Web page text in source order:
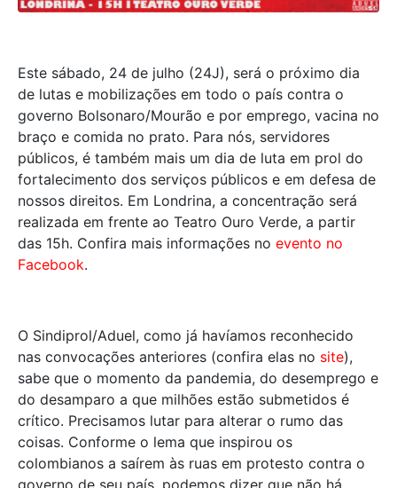
Este sábado, 24 de julho (24J), será o próximo dia
de lutas e mobilizações em todo o país contra o
governo Bolsonaro/Mourão e por emprego, vacina no
braço e comida no prato. Para nós, servidores
públicos, é também mais um dia de luta em prol do
fortalecimento dos serviços públicos e em defesa de
nossos direitos. Em Londrina, a concentração será
realizada em frente ao Teatro Ouro Verde, a partir
das 15h. Confira mais informações no evento no
Facebook.
O Sindiprol/Aduel, como já havíamos reconhecido
nas convocações anteriores (confira elas no site),
sabe que o momento da pandemia, do desemprego e
do desamparo a que milhões estão submetidos é
crítico. Precisamos lutar para alterar o rumo das
coisas. Conforme o lema que inspirou os
colombianos a saírem às ruas em protesto contra o